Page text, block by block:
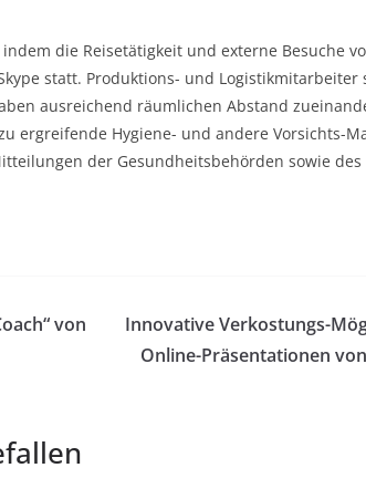
die Reisetätigkeit und externe Besuche
statt. Produktions- und Logistikmitarbeiter
ausreichend räumlichen Abstand
ergreifende Hygiene- und andere Vorsichts-
der Gesundheitsbehörden sowie des
von
Innovative Verkostungs-
Online-Präsentationen